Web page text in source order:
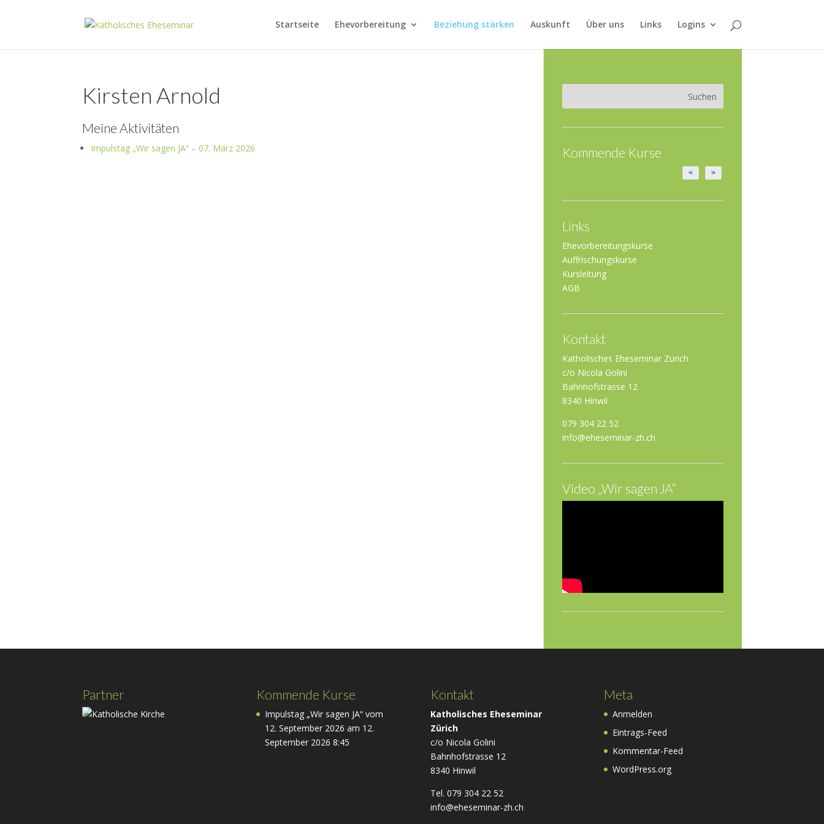
Startseite Ehevorbereitung Beziehung stärken Auskunft Über uns Links Logins
Kirsten Arnold
Meine Aktivitäten
Impulstag „Wir sagen JA“ – 07. März 2026 Kommende Kurse
< >
Links
Ehevorbereitungskurse
Auffrischungskurse
Kursleitung
AGB
Kontakt
Katholisches Eheseminar Zürich
c/o Nicola Golini
Bahnhofstrasse 12
8340 Hinwil
079 304 22 52
info@eheseminar-zh.ch
Video „Wir sagen JA“
Partner Kommende Kurse
Impulstag „Wir sagen JA“ vom
12. September 2026 am 12.
September 2026 8:45
Kontakt
Katholisches Eheseminar
Zürich
c/o Nicola Golini
Bahnhofstrasse 12
8340 Hinwil
Tel. 079 304 22 52
info@eheseminar-zh.ch
Meta
Anmelden
Eintrags-Feed
Kommentar-Feed
WordPress.org